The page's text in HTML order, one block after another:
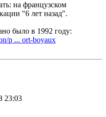
на французском
"6 лет назад".
было в 1992 году:
p ... ort-boyaux
23:03